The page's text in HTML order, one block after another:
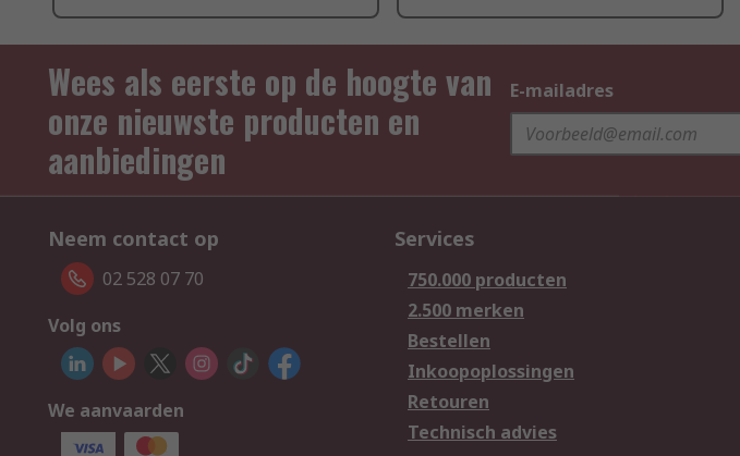
Wees als eerste op de hoogte van
onze nieuwste producten en
aanbiedingen
E-mailadres
Neem contact op
02 528 07 70
Volg ons
We aanvaarden
Services
750.000 producten
2.500 merken
Bestellen
Inkoopoplossingen
Retouren
Technisch advies